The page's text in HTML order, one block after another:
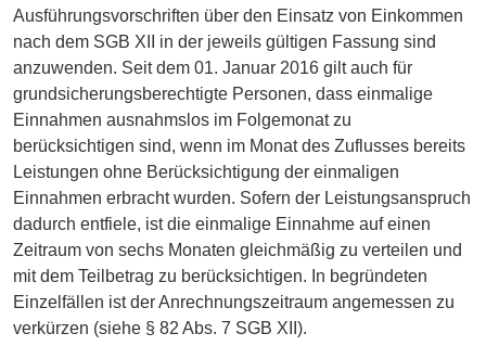
Ausführungsvorschriften über den Einsatz von Einkommen
nach dem SGB XII in der jeweils gültigen Fassung sind
anzuwenden. Seit dem 01. Januar 2016 gilt auch für
grundsicherungsberechtigte Personen, dass einmalige
Einnahmen ausnahmslos im Folgemonat zu
berücksichtigen sind, wenn im Monat des Zuflusses bereits
Leistungen ohne Berücksichtigung der einmaligen
Einnahmen erbracht wurden. Sofern der Leistungsanspruch
dadurch entfiele, ist die einmalige Einnahme auf einen
Zeitraum von sechs Monaten gleichmäßig zu verteilen und
mit dem Teilbetrag zu berücksichtigen. In begründeten
Einzelfällen ist der Anrechnungszeitraum angemessen zu
verkürzen (siehe § 82 Abs. 7 SGB XII).